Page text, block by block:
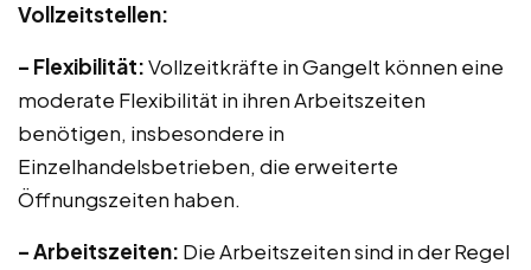
Vollzeitstellen:
– Flexibilität:Vollzeitkräfte in Gangelt können eine
moderate Flexibilität in ihren Arbeitszeiten
benötigen, insbesondere in
Einzelhandelsbetrieben, die erweiterte
Öffnungszeiten haben.
– Arbeitszeiten: Die Arbeitszeiten sind in der Regel